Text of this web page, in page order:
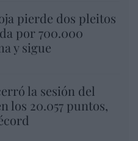
pierde dos pleitos
por 700.000
y sigue
la sesión del
los 20.057 puntos,